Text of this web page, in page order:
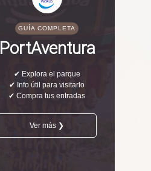
GUÍA COMPLETA
PortAventura
✔ Explora el parque
✔ Info útil para visitarlo
✔ Compra tus entradas
Ver más ❯